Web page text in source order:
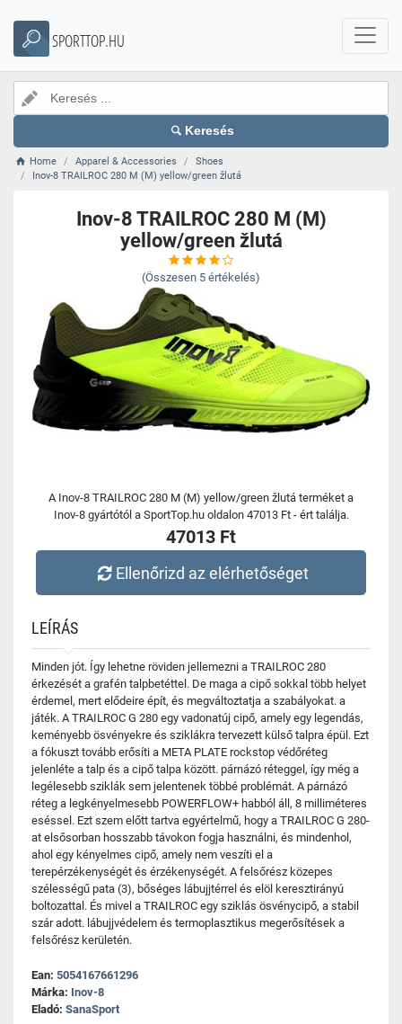
SPORTTOP.HU
Keresés
Home Apparel & Accessories
Shoes
Inov-8 TRAILROC 280 M (M) yellow/green žlutá
Inov-8 TRAILROC 280 M (M)
yellow/green žlutá
(Összesen 5 értékelés)
A Inov-8 TRAILROC 280 M (M) yellow/green žlutá terméket a
Inov-8 gyártótól a SportTop.hu oldalon 47013 Ft - ért találja.
47013 Ft
Ellenőrizd az elérhetőséget
LEÍRÁS
Minden jót. Így lehetne röviden jellemezni a TRAILROC 280
érkezését a grafén talpbetéttel. De maga a cipő sokkal több helyet
érdemel, mert elődeire épít, és megváltoztatja a szabályokat. a
játék. A TRAILROC G 280 egy vadonatúj cipő, amely egy legendás,
keményebb ösvényekre és sziklákra tervezett külső talpra épül. Ezt
a fókuszt tovább erősíti a META PLATE rockstop védőréteg
jelenléte a talp és a cipő talpa között. párnázó réteggel, így még a
legélesebb sziklák sem jelentenek többé problémát. A párnázó
réteg a legkényelmesebb POWERFLOW+ habból áll, 8 milliméteres
eséssel. Ezt szem előtt tartva egyértelmű, hogy a TRAILROC G 280-
at elsősorban hosszabb távokon fogja használni, és mindenhol,
ahol egy kényelmes cipő, amely nem veszíti el a
terepérzékenységét és érzékenységét. A felsőrész közepes
szélességű pata (3), bőséges lábujjtérrel és elöl keresztirányú
boltozattal. És mivel a TRAILROC egy sziklás ösvénycipő, a stabil
szár adott. lábujjvédelem és termoplasztikus megerősítések a
felsőrész kerületén.
Ean: 5054167661296
Márka: Inov-8
Eladó: SanaSport